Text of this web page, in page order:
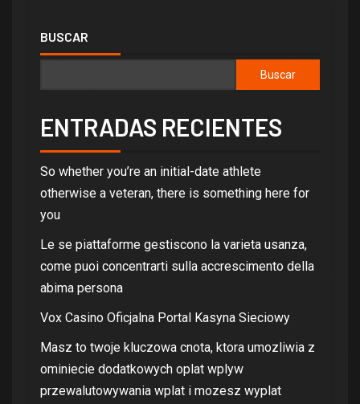
BUSCAR
Buscar
ENTRADAS RECIENTES
So whether you’re an initial-date athlete
otherwise a veteran, there is something here for
you
Le se piattaforme gestiscono la varieta usanza,
come puoi concentrarti sulla accrescimento della
abima persona
Vox Casino Oficjalna Portal Kasyna Sieciowy
Masz to twoje kluczowa cnota, ktora umozliwia z
ominiecie dodatkowych oplat wplyw
przewalutowywania wplat i mozesz wyplat